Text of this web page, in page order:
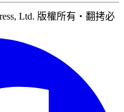
Ltd. 版權所有‧翻拷必